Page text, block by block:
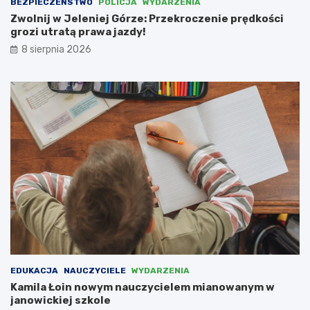
z
o
z
o
w
m
Z
a
k
ą
t
k
u
–
r
o
i
c
e
m
u
z
a
z
b
u
o
w
a
ć
c
e
n
t
r
u
m
c
h
i
t
e
Zwolnij w Jeleniej Górze: Przekroczenie prędkości
grozi utratą prawa jazdy!
8 sierpnia 2026
EDUKACJA NAUCZYCIELE WYDARZENIA
Kamila Łoin nowym nauczycielem mianowanym w
janowickiej szkole